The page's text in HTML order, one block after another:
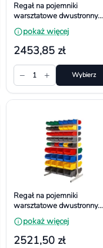
Regał na pojemniki
warsztatowe dwustronny.
Wym. 1610x940x650 mm,
120 pojemników
pokaż więcej
2453,85 zł
− 1 + Wybierz
Regał na pojemniki
warsztatowe dwustronny.
Wym. 1610x940x650 mm,
92 pojemniki
pokaż więcej
2521,50 zł